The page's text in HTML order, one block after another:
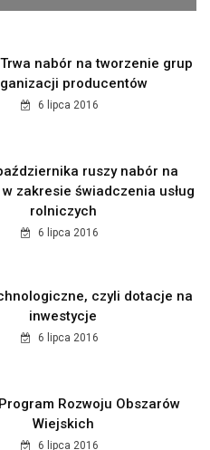
Trwa nabór na tworzenie grup
producentów
6 lipca 2016
ruszy nabór na
zakresie świadczenia usług
rolniczych
6 lipca 2016
czyli dotacje na
inwestycje
6 lipca 2016
Rozwoju Obszarów
Wiejskich
6 lipca 2016